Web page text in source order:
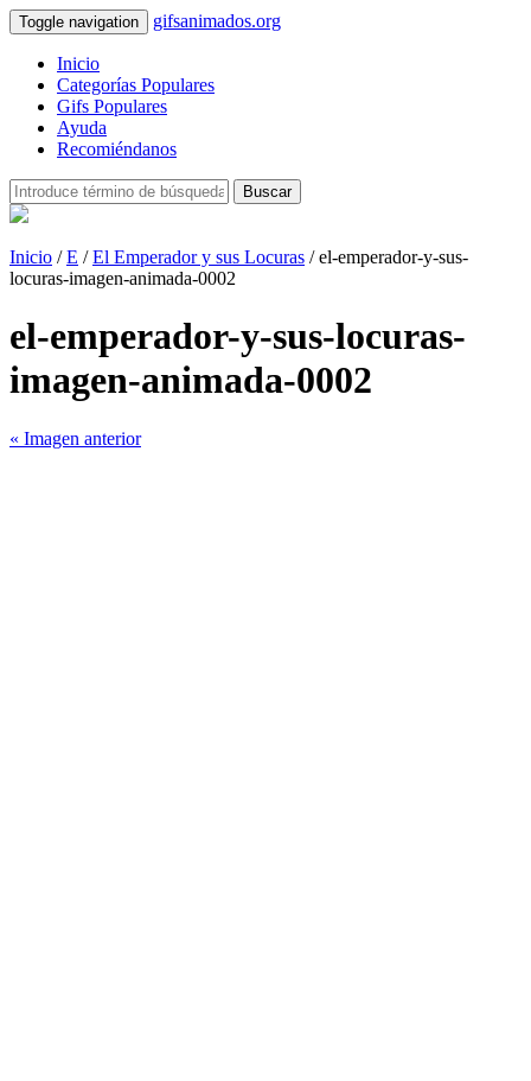
Toggle navigation gifsanimados.org
Inicio
Categorías Populares
Gifs Populares
Ayuda
Recomiéndanos
Buscar
Inicio /E /El Emperador y sus Locuras / el-emperador-y-sus-
locuras-imagen-animada-0002
el-emperador-y-sus-locuras-
imagen-animada-0002
« Imagen anterior